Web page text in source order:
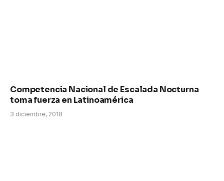
Competencia Nacional de Escalada Nocturna
toma fuerza en Latinoamérica
3 diciembre, 2018